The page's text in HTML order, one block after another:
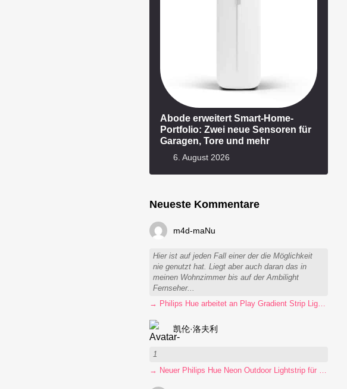
Abode erweitert Smart-Home-
Portfolio: Zwei neue Sensoren für
Garagen, Tore und mehr
6. August 2026
Neueste Kommentare
m4d-maNu
Hier ist auf jeden Fall einer der die Möglichkeit
nie genutzt hat. Liegt aber auch daran das in
meinen Wohnzimmer bis auf der Ambilight
Fernseher...
→ Philips Hue arbeitet an Play Gradient Strip Light Pro
凯伦·洛夫利
1
→ Neuer Philips Hue Neon Outdoor Lightstrip für 130 Euro